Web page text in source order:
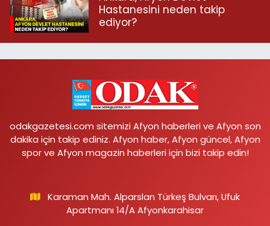
Hastanesini neden takip
ediyor?
odakgazetesi.com sitemizi Afyon haberleri ve Afyon son
dakika için takip ediniz. Afyon haber, Afyon güncel, Afyon
spor ve Afyon magazin haberleri için bizi takip edin!
Karaman Mah. Alparslan Türkeş Bulvarı, Ufuk
Apartmanı 14/A Afyonkarahisar